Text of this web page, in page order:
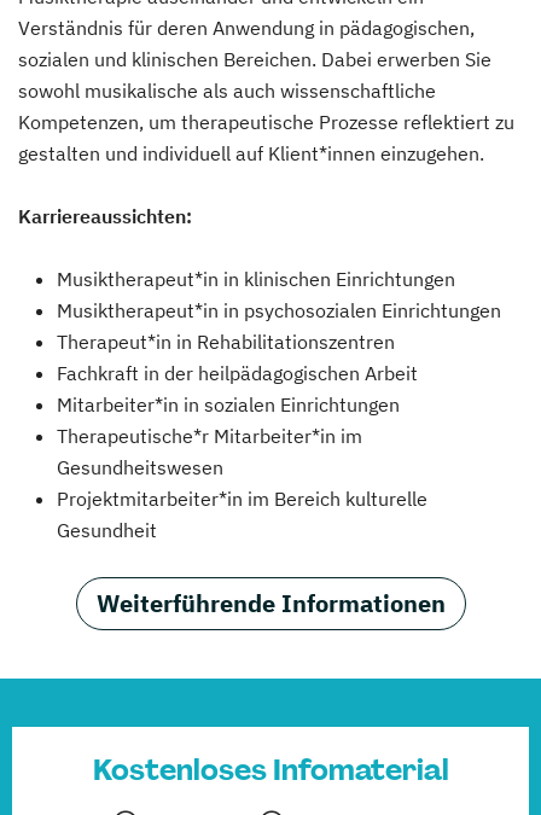
Verständnis für deren Anwendung in pädagogischen,
sozialen und klinischen Bereichen. Dabei erwerben Sie
sowohl musikalische als auch wissenschaftliche
Kompetenzen, um therapeutische Prozesse reflektiert zu
gestalten und individuell auf Klient*innen einzugehen.
Karriereaussichten:
Musiktherapeut*in in klinischen Einrichtungen
Musiktherapeut*in in psychosozialen Einrichtungen
Therapeut*in in Rehabilitationszentren
Fachkraft in der heilpädagogischen Arbeit
Mitarbeiter*in in sozialen Einrichtungen
Therapeutische*r Mitarbeiter*in im
Gesundheitswesen
Projektmitarbeiter*in im Bereich kulturelle
Gesundheit
Weiterführende Informationen
Kostenloses Infomaterial